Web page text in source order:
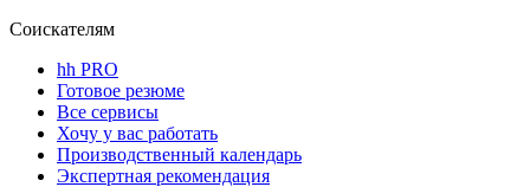
Соискателям
hh PRO
Готовое резюме
Все сервисы
Хочу у вас работать
Производственный календарь
Экспертная рекомендация